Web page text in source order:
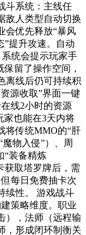
斗系统：主线任
敌人类型自动切换
会优先释放“暴风
”提升攻速。自动
统会提示玩家手
留了操作空间，
离线后仍可持续积
源收取”界面一键
线2小时的资源
家也能在3天内将
将传统MMO的“肝
魔物入侵”）、周
“装备精炼
获取塔罗牌后，需
每日免费抽卡次
续性。 游戏战斗
策略维度。职业
），法师（远程输
，形成闭环制衡关